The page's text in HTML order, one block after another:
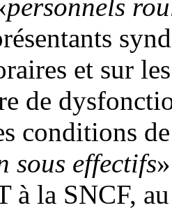
personnels
et sur
de
conditions
sous effectifs
à la SNCF,